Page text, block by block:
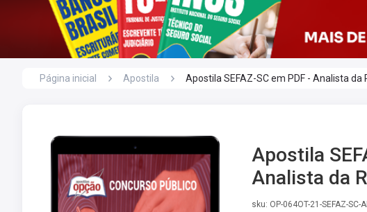
Página inicial Apostila Apostila SEFAZ-SC em PDF - Analista da
Apostila
Analista da
sku: OP-064OT-21-SEFAZ-SC-